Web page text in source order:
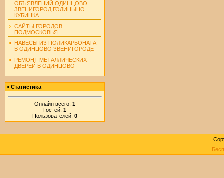
ОБЪЯВЛЕНИЙ ОДИНЦОВО
ЗВЕНИГОРОД ГОЛИЦЫНО
КУБИНКА
САЙТЫ ГОРОДОВ
ПОДМОСКОВЬЯ
НАВЕСЫ ИЗ ПОЛИКАРБОНАТА
В ОДИНЦОВО ЗВЕНИГОРОДЕ
РЕМОНТ МЕТАЛЛИЧЕСКИХ
ДВЕРЕЙ В ОДИНЦОВО
» Статистика
Онлайн всего: 1
Гостей: 1
Пользователей: 0